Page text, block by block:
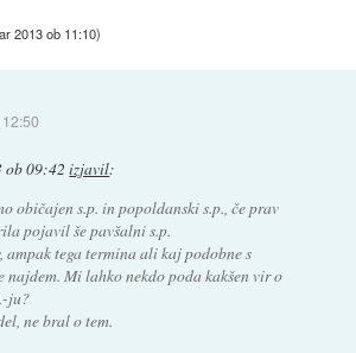
2013 ob 11:10)
ob 09:42 izjavil:
običajen s.p. in popoldanski s.p., če prav
pojavil še pavšalni s.p.
ampak tega termina ali kaj podobne s
najdem. Mi lahko nekdo poda kakšen vir o
ju?
ne bral o tem.